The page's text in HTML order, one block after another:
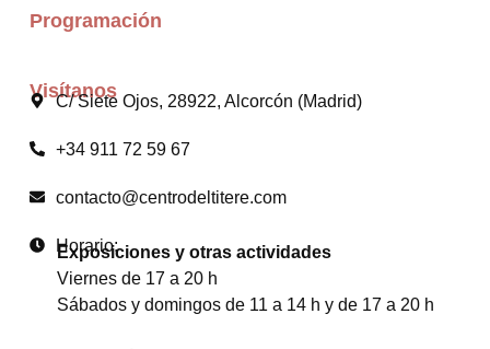
Visítanos
C/ Siete Ojos, 28922, Alcorcón (Madrid)
+34 911 72 59 67
contacto@centrodeltitere.com
Horario:
Exposiciones y otras actividades
Viernes de 17 a 20 h
Sábados y domingos de 11 a 14 h y de 17 a 20 h
Programación